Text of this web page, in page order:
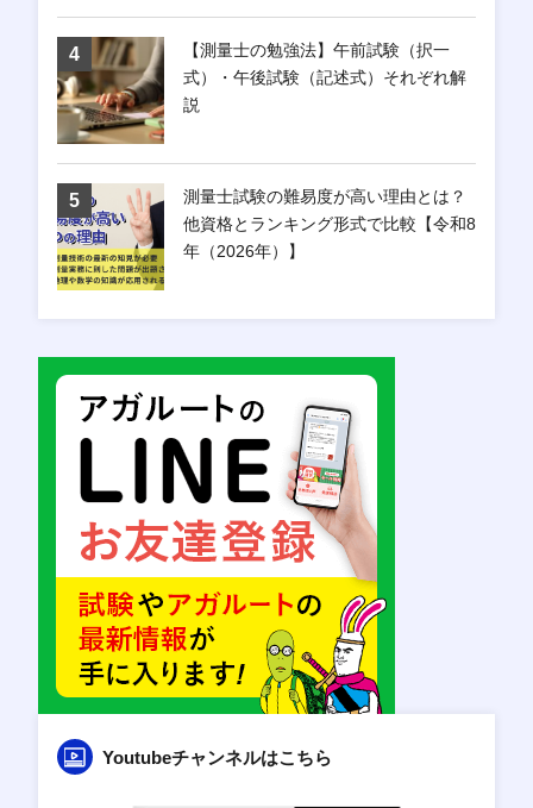
【測量士の勉強法】午前試験（択一
式）・午後試験（記述式）それぞれ解
説
測量士試験の難易度が高い理由とは？
他資格とランキング形式で比較【令和8
年（2026年）】
Youtubeチャンネルはこちら